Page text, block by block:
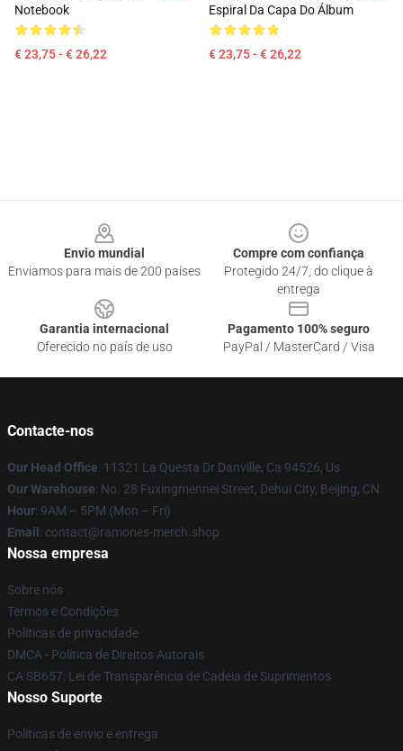
Notebook
€ 23,75 - € 26,22
Espiral Da Capa Do Álbum
€ 23,75 - € 26,22
Envio mundial
Enviamos para mais de 200 países
Compre com confiança
Protegido 24/7, do clique à
entrega
Garantia internacional
Oferecido no país de uso
Pagamento 100% seguro
PayPal / MasterCard / Visa
Contacte-nos
Our Head Office: 11321 La Questa Dr Danville, Ca 94526, Us
Our Warehouse: No. 28 Fuxingmennei Street, Dehui City, Beijing, CN
Hour: 9AM – 5PM (Mon – Fri)
Email : contact@ramones-merch.shop
Nossa empresa
Sobre nós
Termos e Condições
Políticas de privacidade
DMCA - Política de Direitos Autorais
CA SB657: Lei de Transparência de Cadeia de Suprimentos
Nosso Suporte
Políticas de envio e entrega